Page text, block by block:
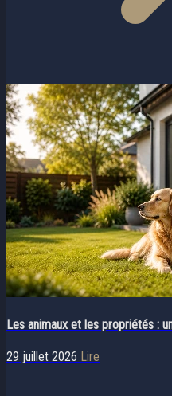
Les animaux et les propriétés :
29 juillet 2026 Lire